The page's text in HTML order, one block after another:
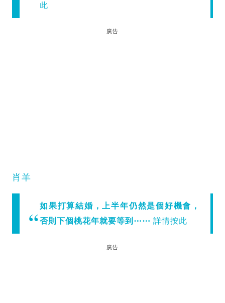
此
廣告
肖羊
如果打算結婚，上半年仍然是個好機會，
否則下個桃花年就要等到⋯⋯ 詳情按此
廣告